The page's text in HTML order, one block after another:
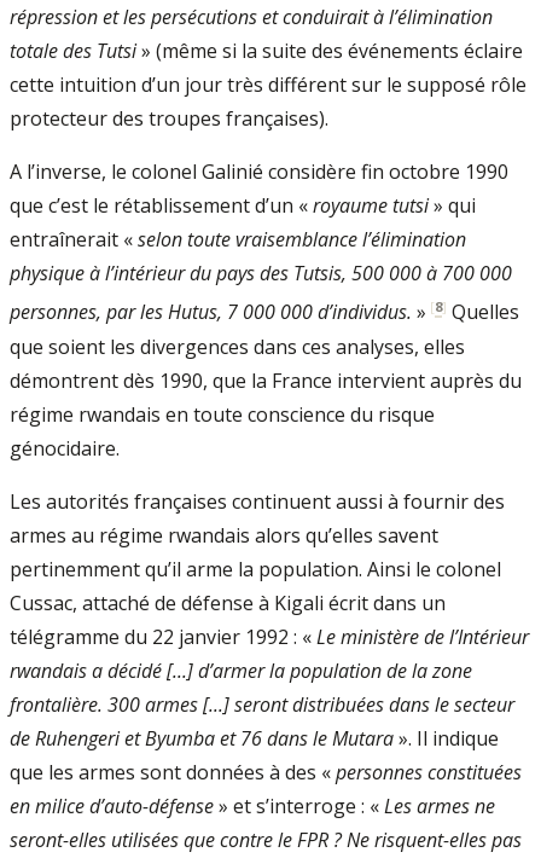
répression et les persécutions et conduirait à l’élimination
totale des Tutsi» (même si la suite des événements éclaire
cette intuition d’un jour très différent sur le supposé rôle
protecteur des troupes françaises).
A l’inverse, le colonel Galinié considère fin octobre 1990
que c’est le rétablissement d’un «royaume tutsi» qui
entraînerait «selon toute vraisemblance l’élimination
physique à l’intérieur du pays des Tutsis, 500 000 à 700 000
personnes, par les Hutus, 7 000 000 d’individus. » [8] Quelles
que soient les divergences dans ces analyses, elles
démontrent dès 1990, que la France intervient auprès du
régime rwandais en toute conscience du risque
génocidaire.
Les autorités françaises continuent aussi à fournir des
armes au régime rwandais alors qu’elles savent
pertinemment qu’il arme la population. Ainsi le colonel
Cussac, attaché de défense à Kigali écrit dans un
télégramme du 22 janvier 1992 : «Le ministère de l’Intérieur
rwandais a décidé [...] d’armer la population de la zone
frontalière. 300 armes [...] seront distribuées dans le secteur
de Ruhengeri et Byumba et 76 dans le Mutara». Il indique
que les armes sont données à des «personnes constituées
en milice d’auto-défense» et s’interroge : «Les armes ne
seront-elles utilisées que contre le FPR ? Ne risquent-elles pas